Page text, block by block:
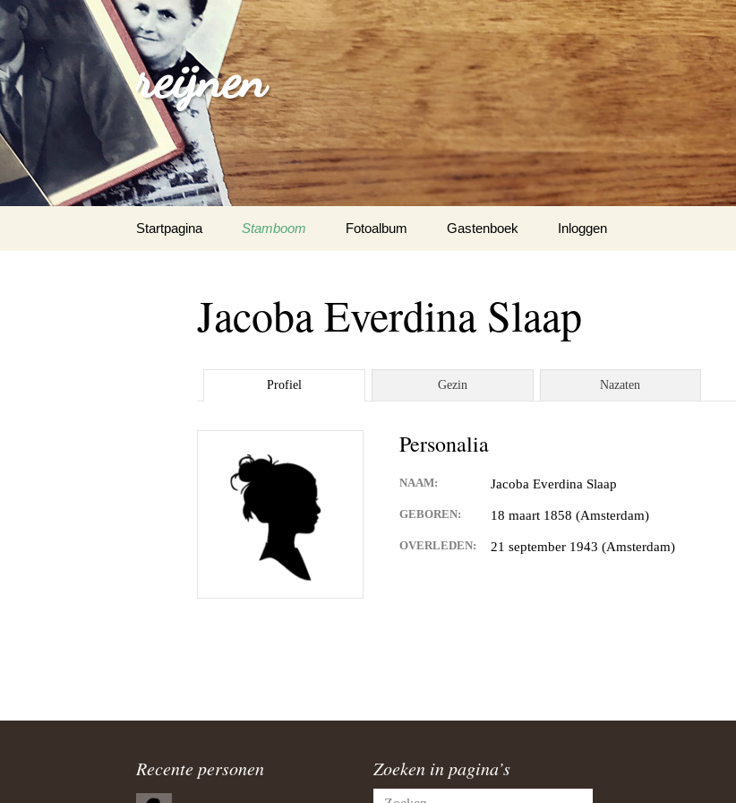
reijnen
naar
Startpagina Stamboom Fotoalbum Gastenboek
Inloggen
Jacoba Everdina Slaap
Profiel Gezin Nazaten
Personalia
NAAM: Jacoba Everdina Slaap
GEBOREN: 18 maart 1858 (Amsterdam)
OVERLEDEN: 21 september 1943 (Amsterdam)
Recente personen Zoeken in pagina’s
Zoeken